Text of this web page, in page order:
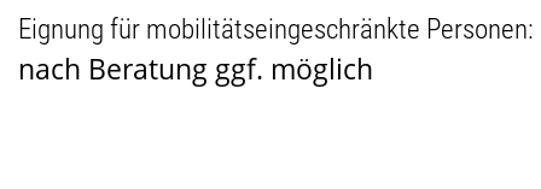
Eignung für mobilitätseingeschränkte Personen:
nach Beratung ggf. möglich